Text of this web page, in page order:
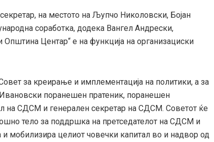
на местото на Љупчо Николовски, Бојан
соработка, додека Вангел Андрески,
Центар“ е на функција на организациски
за креирање и имплементација на политики, а за
поранешен пратеник, поранешен
на СДСМ и генерален секретар на СДСМ. Советот ќе
тело за поддршка на претседателот на СДСМ и
и мобилизира целиот човечки капитал во и надвор од